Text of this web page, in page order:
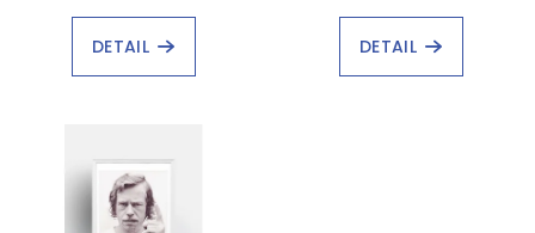
DETAIL DETAIL